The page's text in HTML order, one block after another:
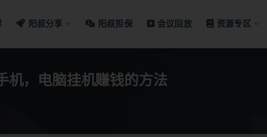
阳叔分享 阳叔担保 会议回放 资源专区
机，电脑挂机赚钱的方法